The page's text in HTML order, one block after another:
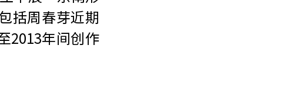
括周春芽近期
2013年间创作